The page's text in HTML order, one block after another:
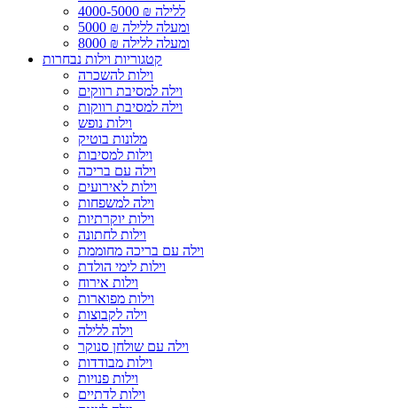
4000-5000 ₪ ללילה
5000 ₪ ומעלה ללילה
8000 ₪ ומעלה ללילה
קטגוריות וילות נבחרות
וילות להשכרה
וילה למסיבת רווקים
וילה למסיבת רווקות
וילות נופש
מלונות בוטיק
וילות למסיבות
וילה עם בריכה
וילות לאירועים
וילה למשפחות
וילות יוקרתיות
וילות לחתונה
וילה עם בריכה מחוממת
וילות לימי הולדת
וילות אירוח
וילות מפוארות
וילה לקבוצות
וילה ללילה
וילה עם שולחן סנוקר
וילות מבודדות
וילות פנויות
וילות לדתיים